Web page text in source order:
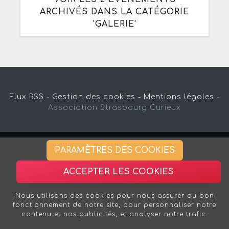
ARCHIVÉS DANS LA CATÉGORIE
'GALERIE'
Flux RSS - Gestion des cookies - Mentions légales -
Association Strasbourg Curieux
PARAMÈTRES DES COOKIES
ACCEPTER LES COOKIES
Nous utilisons des cookies pour nous assurer du bon
fonctionnement de notre site, pour personnaliser notre
contenu et nos publicités, et analyser notre trafic.